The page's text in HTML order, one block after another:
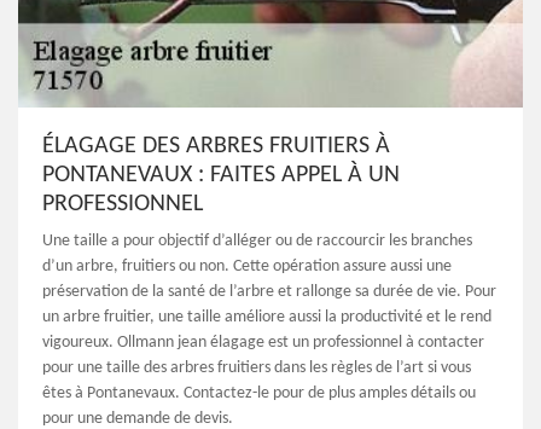
ÉLAGAGE DES ARBRES FRUITIERS À
PONTANEVAUX : FAITES APPEL À UN
PROFESSIONNEL
Une taille a pour objectif d’alléger ou de raccourcir les branches
d’un arbre, fruitiers ou non. Cette opération assure aussi une
préservation de la santé de l’arbre et rallonge sa durée de vie. Pour
un arbre fruitier, une taille améliore aussi la productivité et le rend
vigoureux. Ollmann jean élagage est un professionnel à contacter
pour une taille des arbres fruitiers dans les règles de l’art si vous
êtes à Pontanevaux. Contactez-le pour de plus amples détails ou
pour une demande de devis.